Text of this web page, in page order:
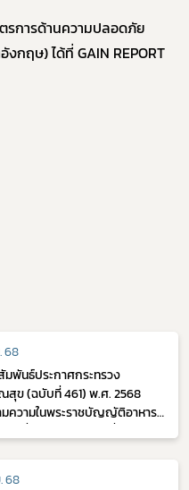
รการด้านความปลอดภัย
งกฤษ) ได้ที่ GAIN REPORT
68
มพันธ์ประกาศกระทรวง
สุข (ฉบับที่ 461) พ.ศ. 2568
ความในพระราชบัญญัติอาหาร
68